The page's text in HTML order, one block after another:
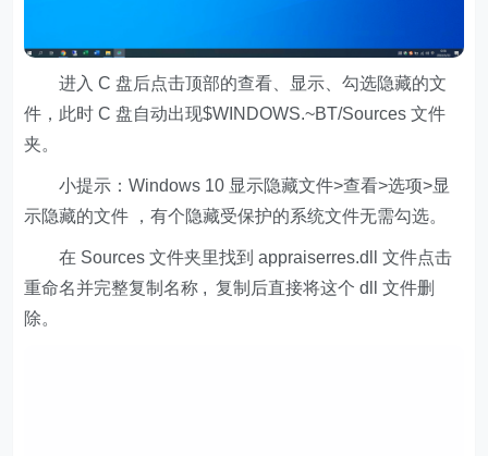
进入 C 盘后点击顶部的查看、显示、勾选隐藏的文
件，此时 C 盘自动出现$WINDOWS.~BT/Sources 文件
夹。
小提示：Windows 10 显示隐藏文件>查看>选项>显
示隐藏的文件 ，有个隐藏受保护的系统文件无需勾选。
在 Sources 文件夹里找到 appraiserres.dll 文件点击
重命名并完整复制名称 , 复制后直接将这个 dll 文件删
除。